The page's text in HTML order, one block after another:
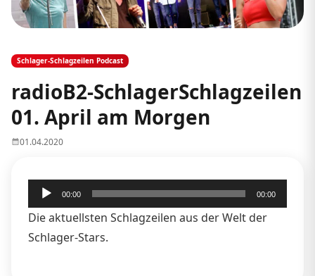
Schlager-Schlagzeilen Podcast
radioB2-SchlagerSchlagzeilen
01. April am Morgen
01.04.2020
Audio-
Player
00:00 00:00
Die aktuellsten Schlagzeilen aus der Welt der
Schlager-Stars.